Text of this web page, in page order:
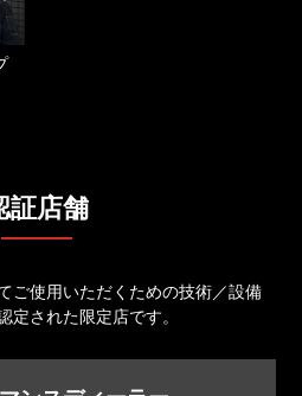
証店舗
ご使用いただくための技術／設備
定された限定店です。